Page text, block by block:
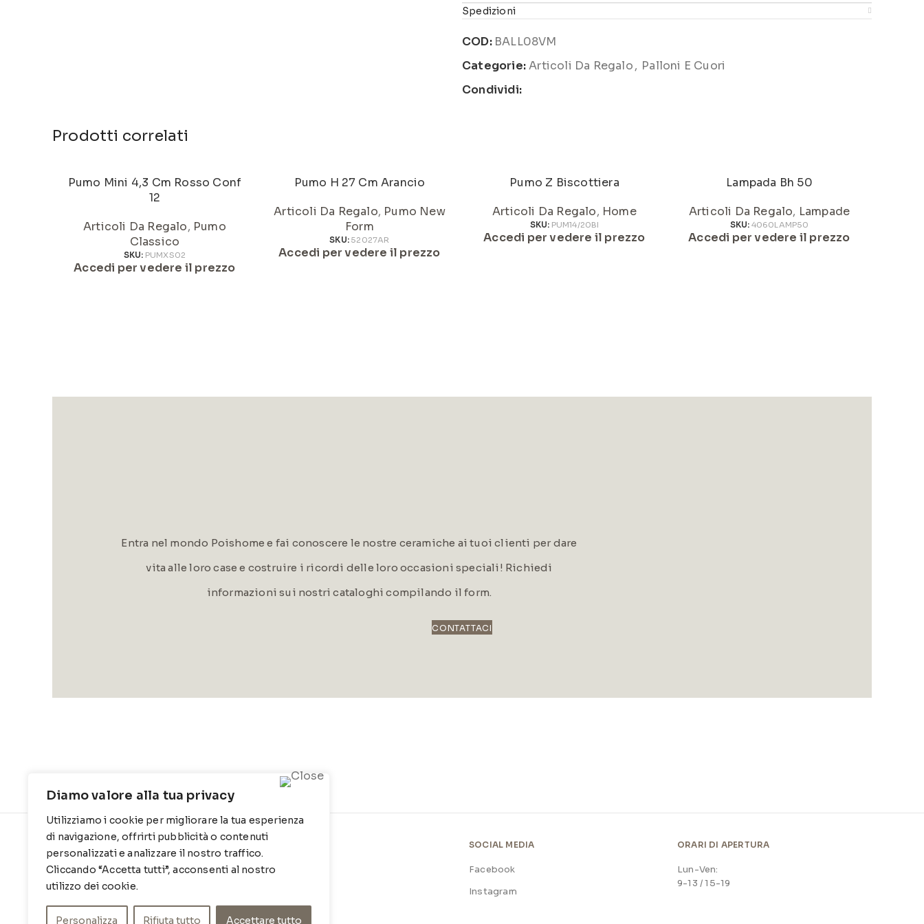
Diamo valore alla tua privacy
Utilizziamo i cookie per migliorare la tua esperienza
di navigazione, offrirti pubblicità o contenuti
personalizzati e analizzare il nostro traffico.
Cliccando “Accetta tutti”, acconsenti al nostro
utilizzo dei cookie.
Personalizza Rifiuta tutto Accettare tutto
Spedizioni
COD: BALL08VM
Categorie: Articoli Da Regalo, Palloni E Cuori
Condividi:
Prodotti correlati
Pumo Mini 4,3 Cm Rosso Conf
12
Articoli Da Regalo, Pumo
Classico
SKU: PUMXS02
Accedi per vedere il prezzo
Pumo H 27 Cm Arancio
Articoli Da Regalo, Pumo New
Form
SKU: 52027AR
Accedi per vedere il prezzo
Pumo Z Biscottiera
Articoli Da Regalo, Home
SKU: PUM14/20BI
Accedi per vedere il prezzo
Lampada Bh 50
Articoli Da Regalo, Lampade
SKU: 4060LAMP50
Accedi per vedere il prezzo
Entra nel mondo Poishome e fai conoscere le nostre ceramiche ai tuoi clienti per dare
vita alle loro case e costruire i ricordi delle loro occasioni speciali! Richiedi
informazioni sui nostri cataloghi compilando il form.
CONTATTACI
CONTATTI
Contrada Locosantissimo 1316 - 70044
Polignano a mare
T: 080 917 78 89
Chi siamo
SOCIAL MEDIA
Facebook
Instagram
ORARI DI APERTURA
Lun-Ven:
9-13 / 15-19